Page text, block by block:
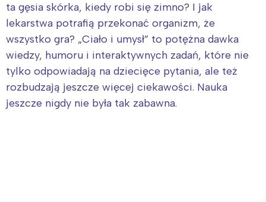
ta gęsia skórka, kiedy robi się zimno? I jak
lekarstwa potrafią przekonać organizm, że
wszystko gra? „Ciało i umysł” to potężna dawka
wiedzy, humoru i interaktywnych zadań, które nie
tylko odpowiadają na dziecięce pytania, ale też
rozbudzają jeszcze więcej ciekawości. Nauka
jeszcze nigdy nie była tak zabawna.